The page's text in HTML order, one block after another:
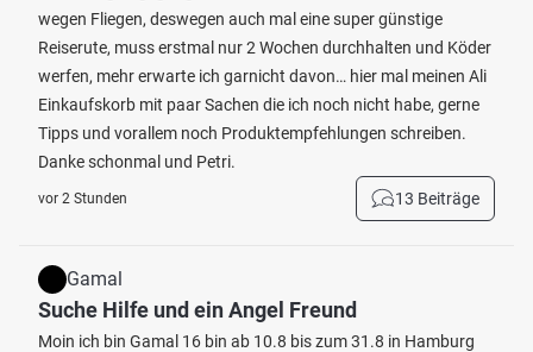
wegen Fliegen, deswegen auch mal eine super günstige
Reiserute, muss erstmal nur 2 Wochen durchhalten und Köder
werfen, mehr erwarte ich garnicht davon… hier mal meinen Ali
Einkaufskorb mit paar Sachen die ich noch nicht habe, gerne
Tipps und vorallem noch Produktempfehlungen schreiben.
Danke schonmal und Petri.
vor 2 Stunden 13 Beiträge
Gamal
Suche Hilfe und ein Angel Freund
Moin ich bin Gamal 16 bin ab 10.8 bis zum 31.8 in Hamburg